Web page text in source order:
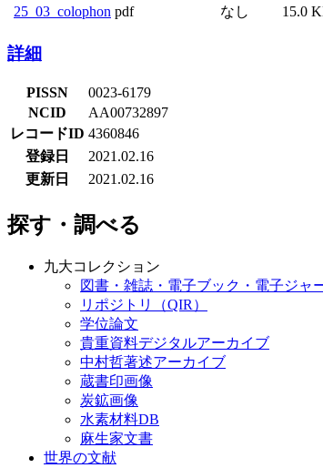
25_03_colophon pdf なし 15.0
詳細
PISSN
0023-6179
NCID
AA00732897
レコードID 4360846
登録日
2021.02.16
更新日
2021.02.16
探す・調べる
九大コレクション
図書・雑誌・電子ブック・電子ジャ
リポジトリ（QIR）
学位論文
貴重資料デジタルアーカイブ
中村哲著述アーカイブ
蔵書印画像
炭鉱画像
水素材料DB
麻生家文書
世界の文献